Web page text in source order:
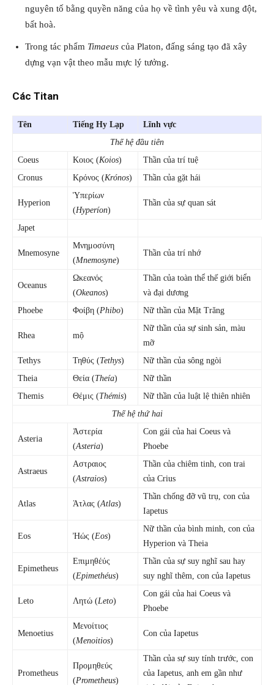
nguyên tố bằng quyền năng của họ về tình yêu và xung đột,
bất hoà.
Trong tác phẩm Timaeus của Platon, đấng sáng tạo đã xây
dựng vạn vật theo mẫu mực lý tưởng.
Các Titan
Tên Tiếng Hy Lạp
Lĩnh vực
Thế hệ đầu tiên
Coeus
Κοιος (Koios)
Thần của trí tuệ
Cronus
Κρόνος (Krónos) Thần của gặt hái
Hyperion
Ὑπερίων
(Hyperíon)
Thần của sự quan sát
Japet
Mnemosyne
Mνημοσύνη
(Mnemosyne)
Thần của trí nhớ
Oceanus
Ωκεανός
(Okeanos)
Thần của toàn thể thế giới biển
và đại dương
Phoebe
Φοίβη (Phibo) Nữ thần của Mặt Trăng
Rhea mộ
Nữ thần của sự sinh sản, màu
mỡ
Tethys
Τηθύς (Tethys)
Nữ thần của sông ngòi
Theia
Θεία (Theía)
Nữ thần
Themis
Θέμις (Thémis)
Nữ thần của luật lệ thiên nhiên
Thế hệ thứ hai
Asteria
Ἀστερία
(Asteria)
Con gái của hai Coeus và
Phoebe
Astraeus
Αστραιος
(Astraios)
Thần của chiêm tinh, con trai
của Crius
Atlas Άτλας (Atlas)
Thần chống đỡ vũ trụ, con của
Iapetus
Eos Ἠώς (Eos)
Nữ thần của bình minh, con của
Hyperion và Theia
Epimetheus
Επιμηθέύς
(Epimethéus)
Thần của sự suy nghĩ sau hay
suy nghĩ thêm, con của Iapetus
Leto Λητώ (Leto)
Con gái của hai Coeus và
Phoebe
Menoetius
Μενοίτιος
(Menoitios)
Con của Iapetus
Prometheus
Προμηθεύς
(Prometheus)
Thần của sự suy tính trước, con
của Iapetus, anh em gần như